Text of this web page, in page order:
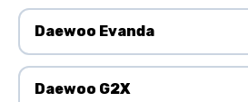
Daewoo Evanda
Daewoo G2X